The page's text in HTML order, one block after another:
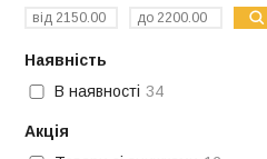
Наявність
В наявності 34
Акція